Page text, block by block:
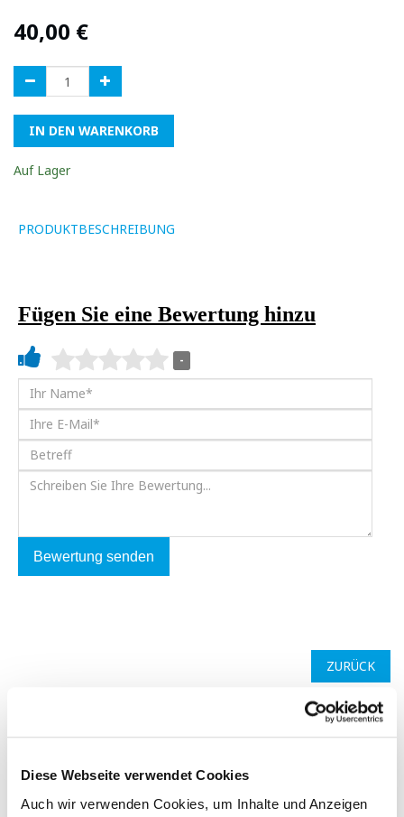
Diese Webseite verwendet Cookies
Auch wir verwenden Cookies, um Inhalte und Anzeigen
40,00 €
IN DEN WARENKORB
Auf Lager
PRODUKTBESCHREIBUNG
Fügen Sie eine Bewertung hinzu
-
Bewertung senden
ZURÜCK
PASSEND DAZU / ÄHNLICHE ARTIKEL